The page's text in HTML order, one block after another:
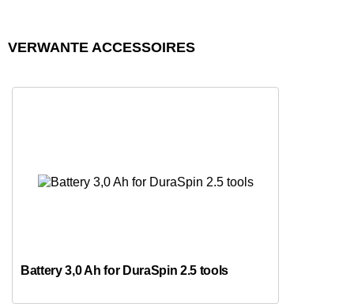
VERWANTE ACCESSOIRES
Battery 3,0 Ah for DuraSpin 2.5 tools